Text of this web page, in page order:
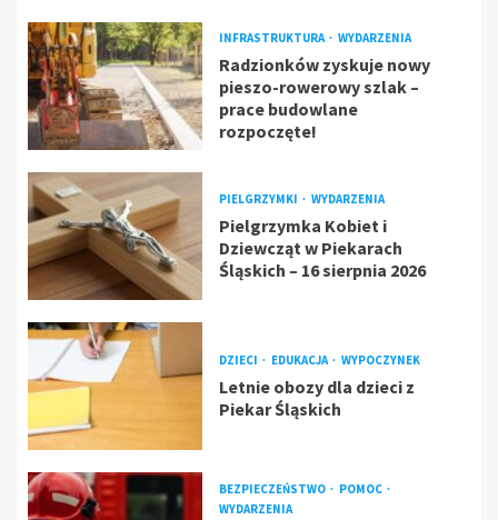
INFRASTRUKTURA WYDARZENIA
Radzionków zyskuje nowy
pieszo-rowerowy szlak –
prace budowlane
rozpoczęte!
PIELGRZYMKI WYDARZENIA
Pielgrzymka Kobiet i
Dziewcząt w Piekarach
Śląskich – 16 sierpnia 2026
DZIECI EDUKACJA WYPOCZYNEK
Letnie obozy dla dzieci z
Piekar Śląskich
BEZPIECZEŃSTWO
POMOC
WYDARZENIA